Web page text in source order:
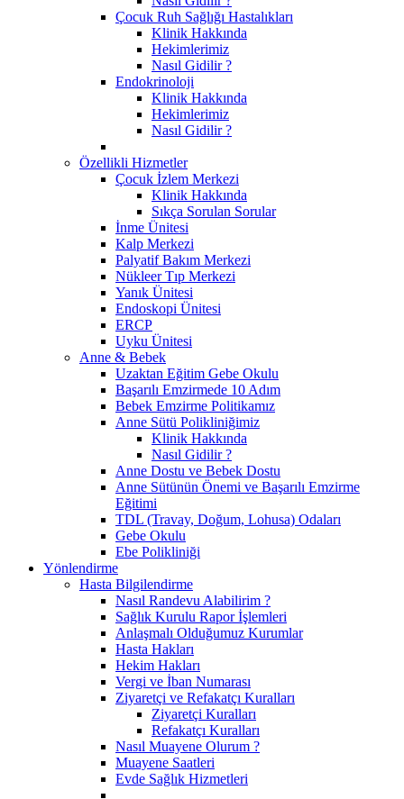
Çocuk Ruh Sağlığı Hastalıkları
Klinik Hakkında
Hekimlerimiz
Nasıl Gidilir ?
Endokrinoloji
Klinik Hakkında
Hekimlerimiz
Nasıl Gidilir ?
Özellikli Hizmetler
Çocuk İzlem Merkezi
Klinik Hakkında
Sıkça Sorulan Sorular
İnme Ünitesi
Kalp Merkezi
Palyatif Bakım Merkezi
Nükleer Tıp Merkezi
Yanık Ünitesi
Endoskopi Ünitesi
ERCP
Uyku Ünitesi
Anne & Bebek
Uzaktan Eğitim Gebe Okulu
Başarılı Emzirmede 10 Adım
Bebek Emzirme Politikamız
Anne Sütü Polikliniğimiz
Klinik Hakkında
Nasıl Gidilir ?
Anne Dostu ve Bebek Dostu
Anne Sütünün Önemi ve Başarılı Emzirme
Eğitimi
TDL (Travay, Doğum, Lohusa) Odaları
Gebe Okulu
Ebe Polikliniği
Yönlendirme
Hasta Bilgilendirme
Nasıl Randevu Alabilirim ?
Sağlık Kurulu Rapor İşlemleri
Anlaşmalı Olduğumuz Kurumlar
Hasta Hakları
Hekim Hakları
Vergi ve İban Numarası
Ziyaretçi ve Refakatçı Kuralları
Ziyaretçi Kuralları
Refakatçı Kuralları
Nasıl Muayene Olurum ?
Muayene Saatleri
Evde Sağlık Hizmetleri